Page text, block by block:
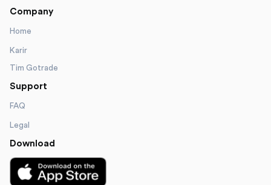
Company
Home
Karir
Tim Gotrade
Support
FAQ
Legal
Download